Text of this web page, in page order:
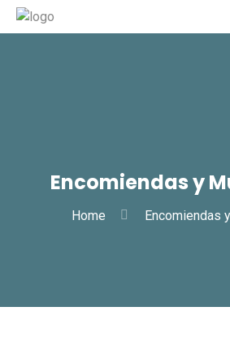
Encomiendas y
Home Encomiendas